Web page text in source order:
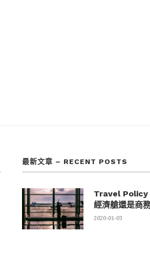
最新文章 – RECENT POSTS
Travel Policy
經濟艙還是商
2020-01-03